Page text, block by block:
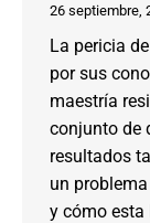
26 septiembre,
La pericia
por sus
maestría
conjunto de
resultados
un
y cómo